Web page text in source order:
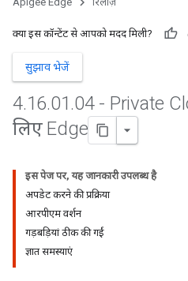
क्या इस कॉन्टेंट से आपको मदद मिली?
सुझाव भेजें
4.16.01.04 - Private
लिए Edge
इस पेज पर, यह जानकारी उपलब्ध है
अपडेट करने की प्रक्रिया
आरपीएम वर्शन
गड़बड़ियां ठीक की गईं
ज्ञात समस्याएं